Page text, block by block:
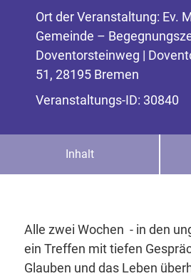
Ort der Veranstaltung: Ev.
Gemeinde –
Doventorsteinweg |
51, 28195 Bremen
Veranstaltungs-ID: 30840
Inhalt
Alle zwei Wochen - in den
ein Treffen mit tiefen
Glauben und das Leben